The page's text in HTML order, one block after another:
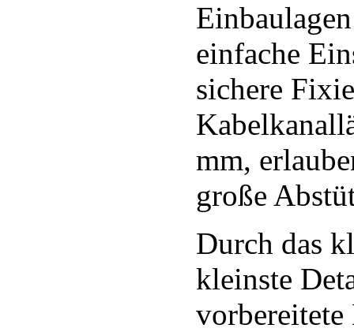
einfache
sichere
mm,
große
Durch das
kleinste
vorbereitete